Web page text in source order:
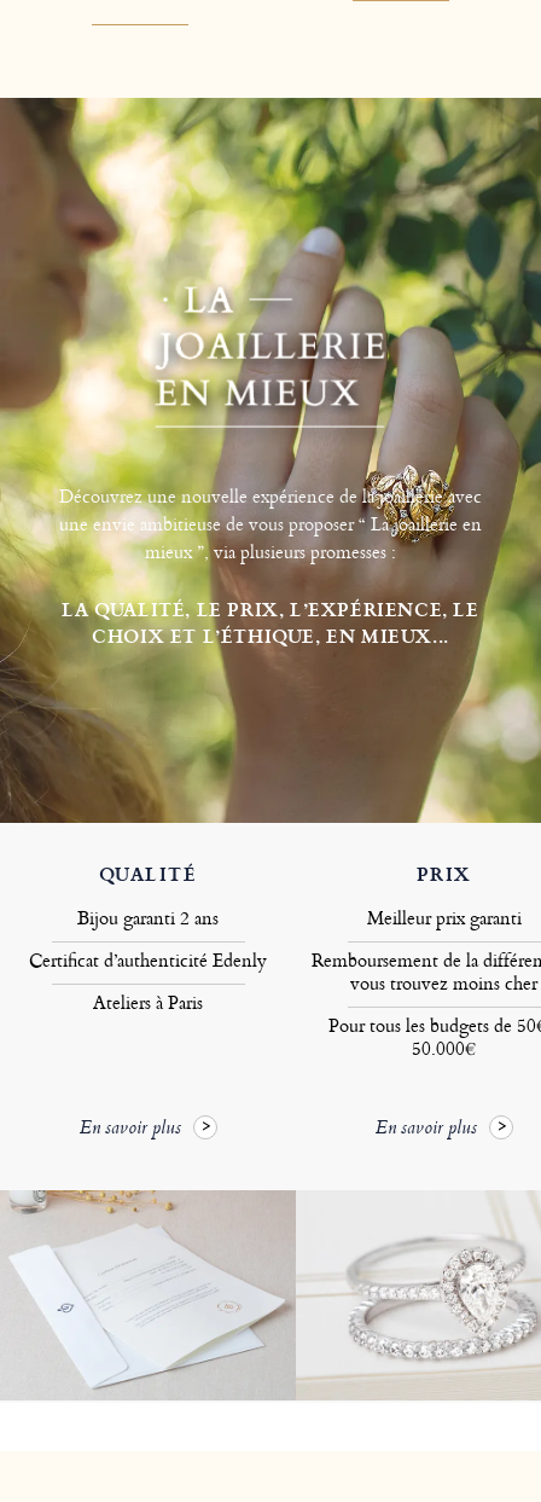
Découvrez une nouvelle expérience de la joaillerie avec
une envie ambitieuse de vous proposer “ La joaillerie en
mieux ”, via plusieurs promesses :
LA QUALITÉ, LE PRIX, L’EXPÉRIENCE, LE
CHOIX ET L’ÉTHIQUE, EN MIEUX...
QUALITÉ
Bijou garanti 2 ans
Certificat d’authenticité Edenly
Ateliers à Paris
En savoir plus
PRIX
Meilleur prix garanti
Remboursement de la
vous trouvez moins cher
Pour tous les budgets de
50.000€
En savoir plus